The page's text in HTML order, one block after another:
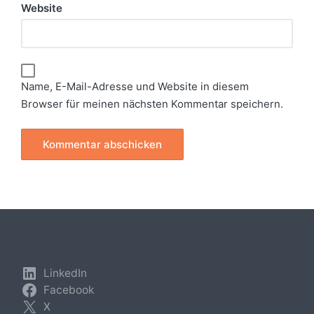
Website
Name, E-Mail-Adresse und Website in diesem
Browser für meinen nächsten Kommentar speichern.
LinkedIn
Facebook
X